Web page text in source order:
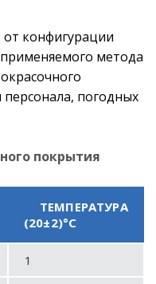
от конфигурации
метода
погодных
покрытия
ТЕМПЕРАТУРА
(20±2)°С
1